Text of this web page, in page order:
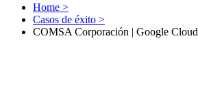
Home >
Casos de éxito >
COMSA Corporación | Google Cloud